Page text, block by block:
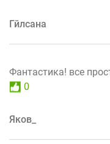
Гйлсана
Фантастика! все
0
Яков_